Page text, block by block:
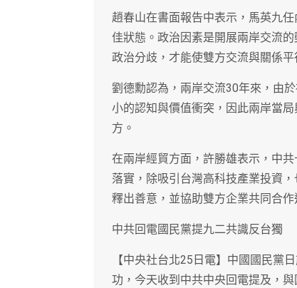
趙春山在書面報告中表示，馬英九
佳狀態。政治因素是開展兩岸交流
政治分歧，才能使雙方交流與關係
劉德勳認為，兩岸交流30年來，由
小的認知與價值衝突，因此兩岸當
方。
在兩岸經貿方面，許勝雄表示，中
落實，除吸引台灣高科技產業投資
釋出善意，並協助雙方企業共同合作
中共回電國民黨提九二共識反台獨
【中央社台北25日電】中國國民黨
功，今天收到中共中央回電提及，